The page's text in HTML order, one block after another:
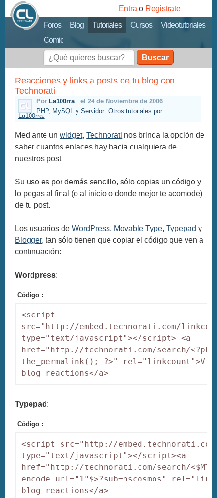
Foros Blog Tutoriales Cursos
Videotutoriales
Comic
Entra o Registrate
Buscar
Reacciones y links a posts de tu blog con
Technorati
Por La100rra
el 24 de Noviembre de 2006
PHP, MySQL y Servidor
Otros tutoriales por
La100rra.
Mediante unwidget,Technorati nos brinda la opción de
saber cuantos enlaces hay hacia cualquiera de
nuestros post.
Su uso es por demás sencillo, sólo copias un código y
lo pegas al final (o al inicio o donde mejor te acomode)
de tu post.
Los usuarios deWordPress, Movable Type,Typepad y
Blogger, tan sólo tienen que copiar el código que ven a
continuación:
Wordpress:
Código :
<script
src="http://embed.technorati.com/
type="text/javascript"></script> <a
href="http://technorati.com/search/<?php
the_permalink(); ?>"
blog reactions</a>
Typepad :
Código :
<script src="http://
type="text/javascript"></script><a
href="http://technorati.com/search/
encode_url="1"$>?sub=nscosmos"
blog reactions</a>